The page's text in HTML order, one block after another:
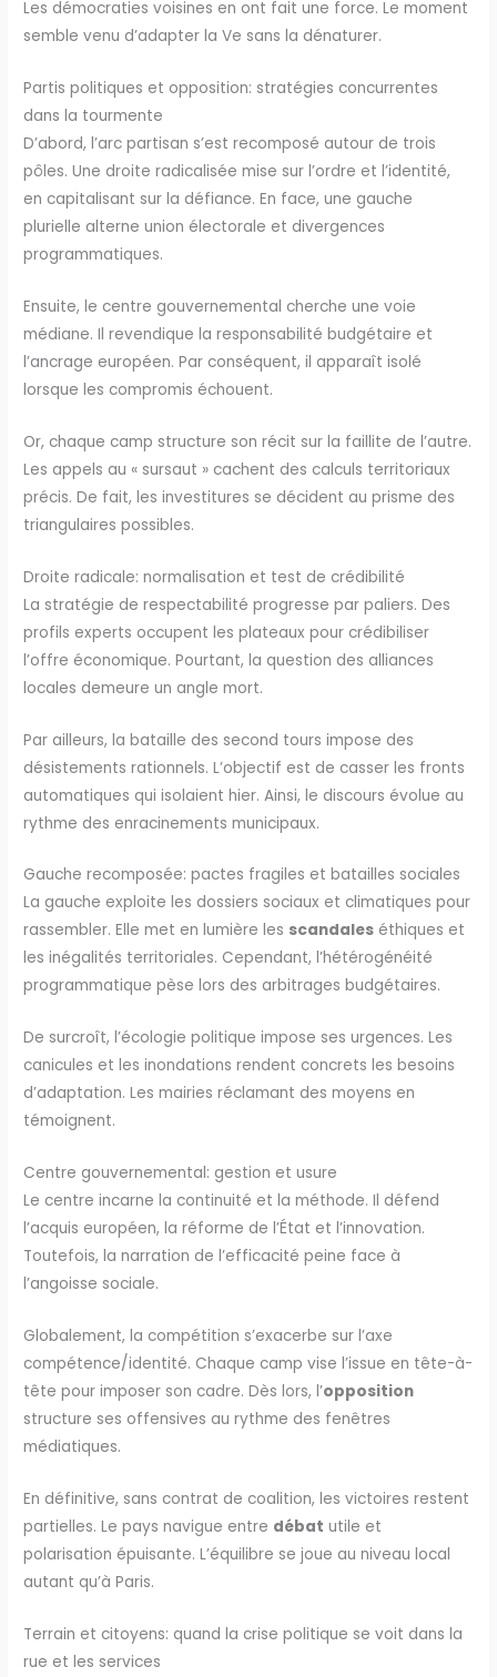
Les démocraties voisines en ont fait une force. Le moment
semble venu d’adapter la Ve sans la dénaturer.
Partis politiques et opposition: stratégies concurrentes
dans la tourmente
D’abord, l’arc partisan s’est recomposé autour de trois
pôles. Une droite radicalisée mise sur l’ordre et l’identité,
en capitalisant sur la défiance. En face, une gauche
plurielle alterne union électorale et divergences
programmatiques.
Ensuite, le centre gouvernemental cherche une voie
médiane. Il revendique la responsabilité budgétaire et
l’ancrage européen. Par conséquent, il apparaît isolé
lorsque les compromis échouent.
Or, chaque camp structure son récit sur la faillite de l’autre.
Les appels au « sursaut » cachent des calculs territoriaux
précis. De fait, les investitures se décident au prisme des
triangulaires possibles.
Droite radicale: normalisation et test de crédibilité
La stratégie de respectabilité progresse par paliers. Des
profils experts occupent les plateaux pour crédibiliser
l’offre économique. Pourtant, la question des alliances
locales demeure un angle mort.
Par ailleurs, la bataille des second tours impose des
désistements rationnels. L’objectif est de casser les fronts
automatiques qui isolaient hier. Ainsi, le discours évolue au
rythme des enracinements municipaux.
Gauche recomposée: pactes fragiles et batailles sociales
La gauche exploite les dossiers sociaux et climatiques pour
rassembler. Elle met en lumière les scandales éthiques et
les inégalités territoriales. Cependant, l’hétérogénéité
programmatique pèse lors des arbitrages budgétaires.
De surcroît, l’écologie politique impose ses urgences. Les
canicules et les inondations rendent concrets les besoins
d’adaptation. Les mairies réclamant des moyens en
témoignent.
Centre gouvernemental: gestion et usure
Le centre incarne la continuité et la méthode. Il défend
l’acquis européen, la réforme de l’État et l’innovation.
Toutefois, la narration de l’efficacité peine face à
l’angoisse sociale.
Globalement, la compétition s’exacerbe sur l’axe
compétence/identité. Chaque camp vise l’issue en tête-à-
tête pour imposer son cadre. Dès lors, l’opposition
structure ses offensives au rythme des fenêtres
médiatiques.
En définitive, sans contrat de coalition, les victoires restent
partielles. Le pays navigue entre débat utile et
polarisation épuisante. L’équilibre se joue au niveau local
autant qu’à Paris.
Terrain et citoyens: quand la crise politique se voit dans la
rue et les services